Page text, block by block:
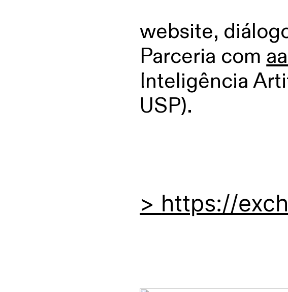
website,
Parceria com
Inteligência
USP).
> https://